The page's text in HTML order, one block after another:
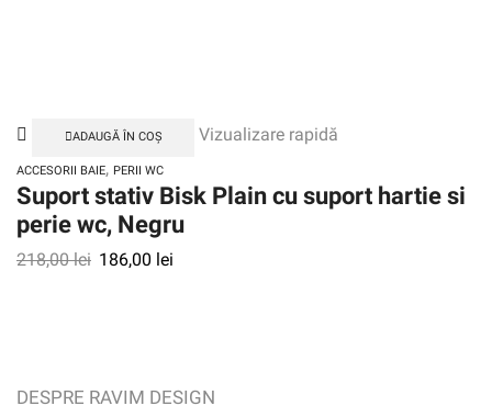
ADAUGĂ ÎN COȘ Vizualizare rapidă
ACCESORII BAIE, PERII WC
Suport stativ Bisk Plain cu suport hartie si
perie wc, Negru
218,00lei 186,00 lei
DESPRE RAVIM DESIGN